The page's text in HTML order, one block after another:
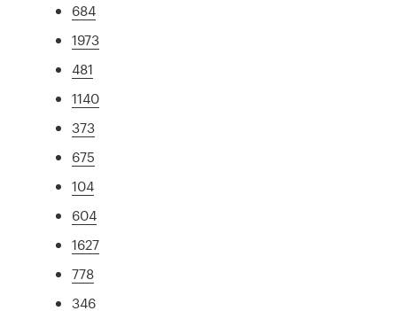
684
1973
481
1140
373
675
104
604
1627
778
346